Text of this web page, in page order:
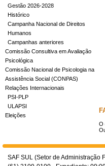
Gestão 2026-2028
Histórico
Campanha Nacional de Direitos
Humanos
Campanhas anteriores
Comissão Consultiva em Avaliação
Psicológica
Comissão Nacional de Psicologia na
Assistência Social (CONPAS)
Relações Internacionais
PSI-PLP
ULAPSI
Eleições
O
SAF SUL (Setor de Administração